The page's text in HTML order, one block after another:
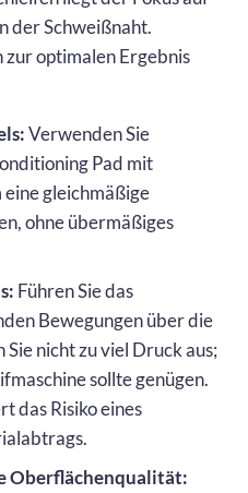
der Schweißnaht.
optimalen Ergebnis
Verwenden Sie
Pad mit
gleichmäßige
ohne übermäßiges
Führen Sie das
Bewegungen über die
nicht zu viel Druck aus;
sollte genügen.
das Risiko eines
Oberflächenqualität: